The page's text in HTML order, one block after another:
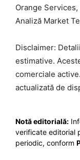
Orange
Analiză Market
Disclaimer:
estimative.
comerciale
actualizată de
Notă editorială:
verificate editorial
periodic, conform